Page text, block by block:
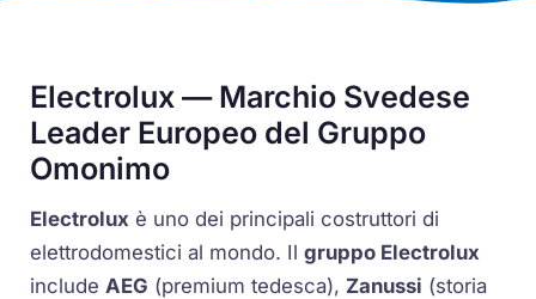
Electrolux — Marchio Svedese
Leader Europeo del Gruppo
Omonimo
Electrolux è uno dei principali costruttori di
elettrodomestici al mondo. Ilgruppo Electrolux
include AEG (premium tedesca), Zanussi (storia